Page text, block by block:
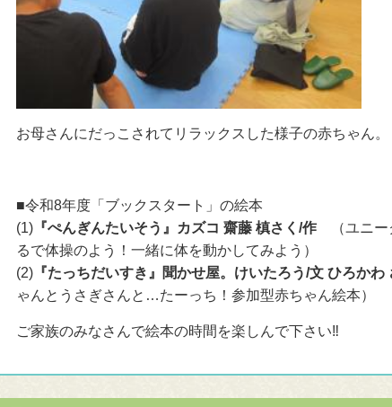
お母さんにだっこされてリラックスした様子の赤ちゃん。
■令和8年度「ブックスタート」の絵本
(1) 『ぺんぎんたいそう』カズコ 齋藤 槙さく/作
（ユニ
るで体操のよう！一緒に体を動かしてみよう）
(2) 『たっちだいすき』聞かせ屋。けいたろう/文 ひろか
ゃんとうさぎさんと…たーっち！参加型赤ちゃん絵本）
ご家族のみなさんで絵本の時間を楽しんで下さい‼